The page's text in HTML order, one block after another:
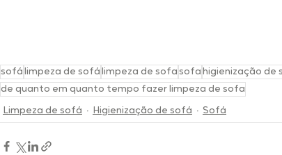
sofá limpeza de sofá limpeza de sofa sofa higienização de
de quanto em quanto tempo fazer limpeza de sofa
Limpeza de sofá Higienização de sofá Sofá